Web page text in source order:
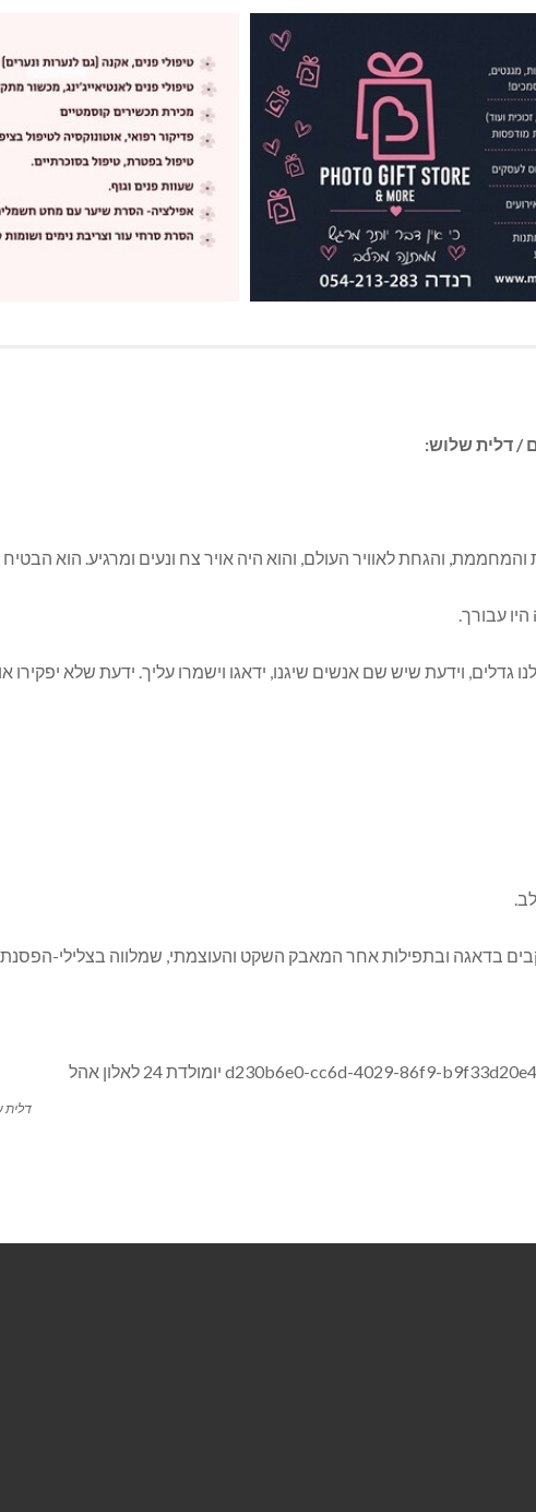
עבורך.
גדלים, וידעת שיש שם אנשים שיגנו, ידאגו וישמרו עליך. ידעת שלא יפקירו
בדאגה ובתפילות אחר המאבק השקט והעוצמתי, שמלווה בצלילי-
דלית